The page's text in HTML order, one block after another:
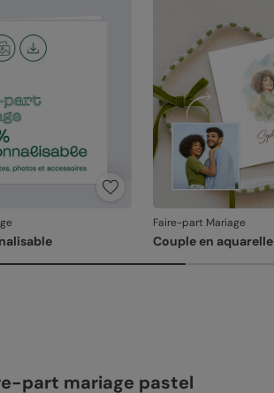
Faire-part Mariage
Couple en aquarelle
part mariage pastel